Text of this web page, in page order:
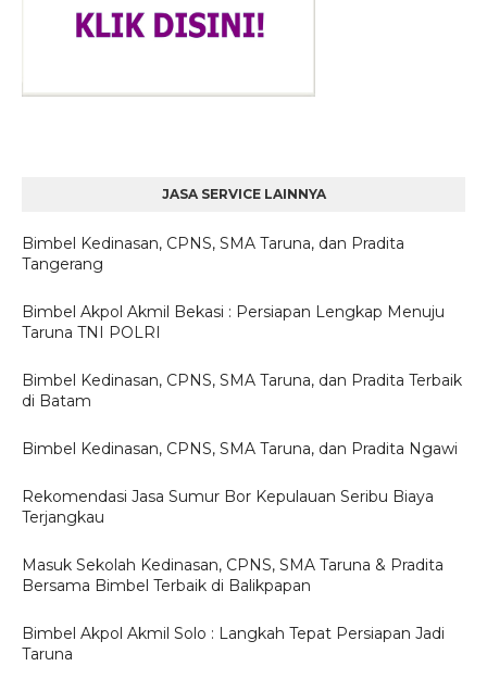
JASA SERVICE LAINNYA
Bimbel Kedinasan, CPNS, SMA Taruna, dan Pradita
Tangerang
Bimbel Akpol Akmil Bekasi : Persiapan Lengkap Menuju
Taruna TNI POLRI
Bimbel Kedinasan, CPNS, SMA Taruna, dan Pradita Terbaik
di Batam
Bimbel Kedinasan, CPNS, SMA Taruna, dan Pradita Ngawi
Rekomendasi Jasa Sumur Bor Kepulauan Seribu Biaya
Terjangkau
Masuk Sekolah Kedinasan, CPNS, SMA Taruna & Pradita
Bersama Bimbel Terbaik di Balikpapan
Bimbel Akpol Akmil Solo : Langkah Tepat Persiapan Jadi
Taruna